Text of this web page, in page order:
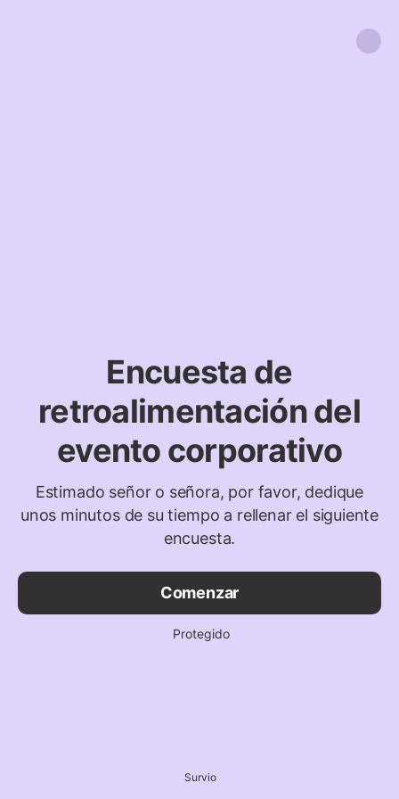
Encuesta de
retroalimentación del
evento corporativo
Estimado señor o señora, por favor, dedique
unos minutos de su tiempo a rellenar el siguiente
encuesta.
Comenzar
Protegido
Survio